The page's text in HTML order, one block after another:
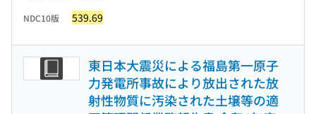
NDC10版 539.69
東日本大震災による福島第一原子
力発電所事故により放出された放
射性物質に汚染された土壌等の適